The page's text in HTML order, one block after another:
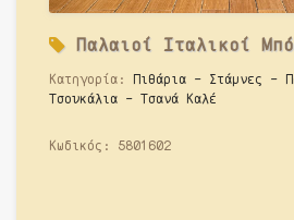
Παλαιοί Ιταλικοί
Κατηγορία: Πιθάρια - Στάμνες -
Τσουκάλια - Τσανά Καλέ
Κωδικός: 5801602